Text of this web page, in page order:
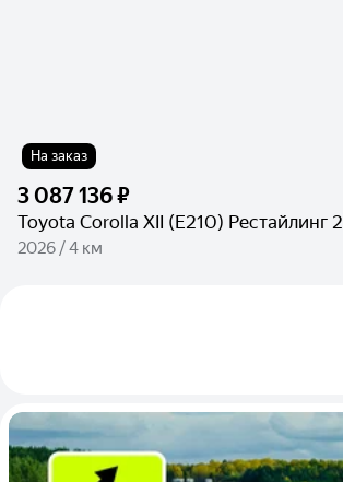
На заказ
3 087 136 ₽
Toyota Corolla XII (E210) Рестайлинг 2
2026 / 4 км